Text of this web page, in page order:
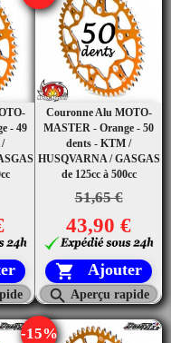
- 49
Couronne Alu MOTO-
MASTER - Orange - 50
dents - KTM /
HUSQVARNA / GASGAS
de 125cc à 500cc
51,65 €
43,90 €
 Ajouter
 Aperçu rapide
-15%